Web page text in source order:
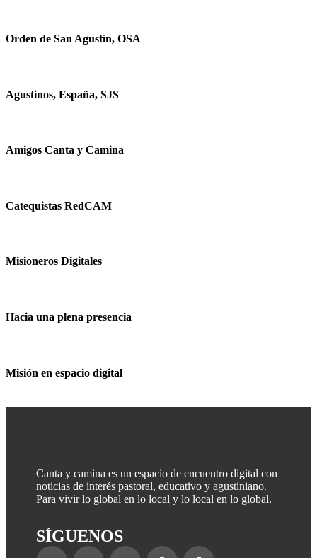
Orden de San Agustín, OSA
Agustinos, España, SJS
Amigos Canta y Camina
Catequistas RedCAM
Misioneros Digitales
Hacia una plena presencia
Misión en espacio digital
Canta y camina es un espacio de encuentro digital con
noticias de interés pastoral, educativo y agustiniano.
Para vivir lo global en lo local y lo local en lo global.
SÍGUENOS